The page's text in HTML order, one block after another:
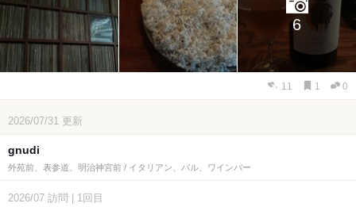
6
11 1 0
2026/07/31 更新
gnudi
外苑前、表参道、明治神宮前 / イタリアン、バル、ワインバー
2026/07 訪問 1回目